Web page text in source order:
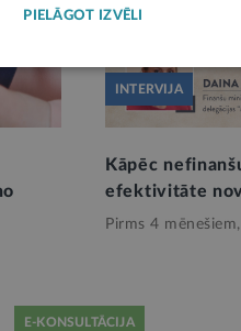
INTERVIJA
Kāpēc
efektivitāte
Pirms 4 mēnešiem,
E-KONSULTĀCIJA
PIELĀGOT IZVĒLI